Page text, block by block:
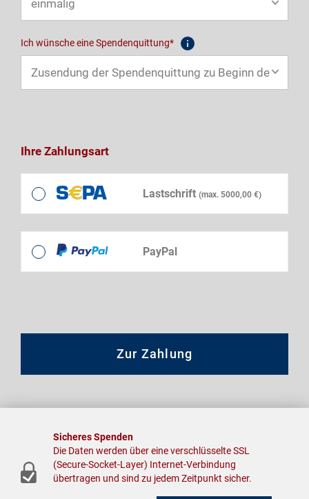
Ich wünsche eine Spendenquittung*
Ihre Zahlungsart
Lastschrift (max. 5000,00 €)
PayPal
Zur Zahlung
Sicheres Spenden
Die Daten werden über eine verschlüsselte SSL
(Secure-Socket-Layer) Internet-Verbindung
übertragen und sind zu jedem Zeitpunkt sicher.